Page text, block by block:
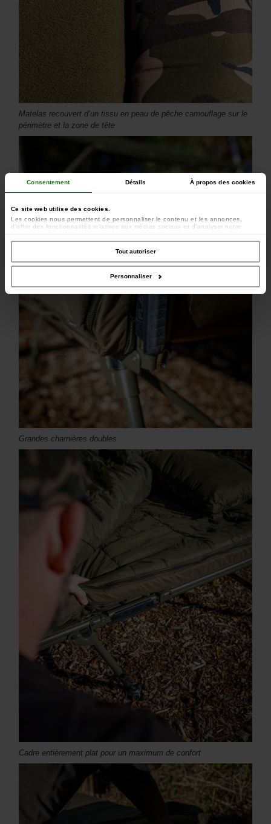
Consentement Détails À propos des cookies
Ce site web utilise des cookies.
Les cookies nous permettent de personnaliser le contenu et les annonces,
d'offrir des fonctionnalités relatives aux médias sociaux et d'analyser notre
avec nos partenaires de médias sociaux, de publicité et d'analyse, qui peuvent
combiner celles-ci avec d'autres informations que vous leur avez fournies ou
qu'ils ont collectées lors de votre utilisation de leurs services.
Tout autoriser
Personnaliser
Matelas recouvert d’un tissu en peau de pêche camouflage sur le
périmètre et la zone de tête
Grandes charnières doubles
Cadre entièrement plat pour un maximum de confort